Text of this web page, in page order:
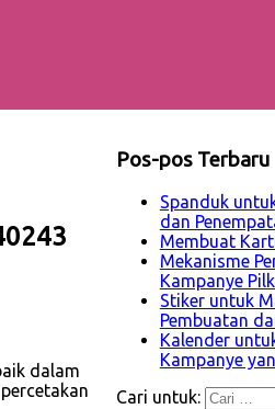
dalam
Pos-pos Terbaru
Spanduk
dan
Membuat
Mekanisme
Kampanye
Stiker untuk
Pembuatan
Kalender
Kampanye
Cari untuk: